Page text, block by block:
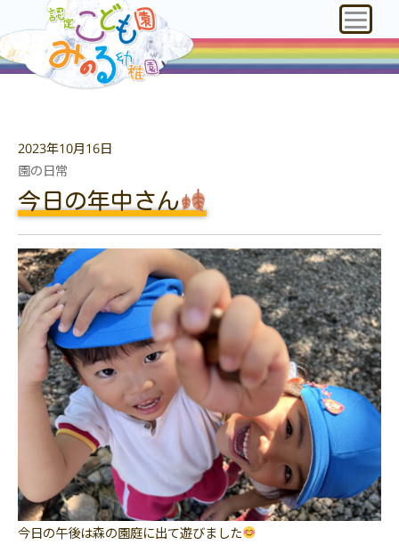
2023年10月16日
園の日常
今日の年中さん
今日の午後は森の園庭に出て遊びました